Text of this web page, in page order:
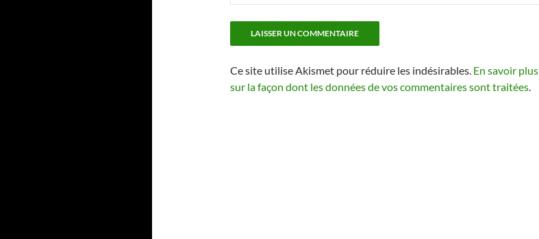
Ce site utilise Akismet pour réduire les indésirables. En savoir plus
sur la façon dont les données de vos commentaires sont traitées.